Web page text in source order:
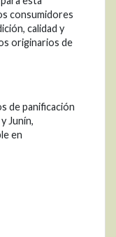
consumidores
calidad y
originarios de
de panificación
Junín,
en